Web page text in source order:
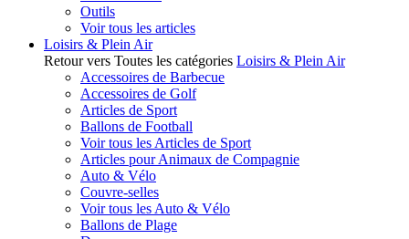
Outils
Voir tous les articles
Loisirs & Plein Air
Retour vers Toutes les catégories Loisirs & Plein Air
Accessoires de Barbecue
Accessoires de Golf
Articles de Sport
Ballons de Football
Voir tous les Articles de Sport
Articles pour Animaux de Compagnie
Auto & Vélo
Couvre-selles
Voir tous les Auto & Vélo
Ballons de Plage